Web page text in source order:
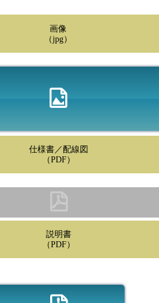
画像
（jpg）
仕様書／配線図
（PDF）
説明書
（PDF）